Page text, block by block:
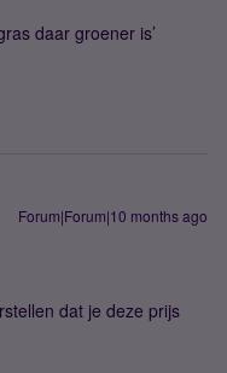
daar groener is’
Forum|Forum|10 months ago
dat je deze prijs